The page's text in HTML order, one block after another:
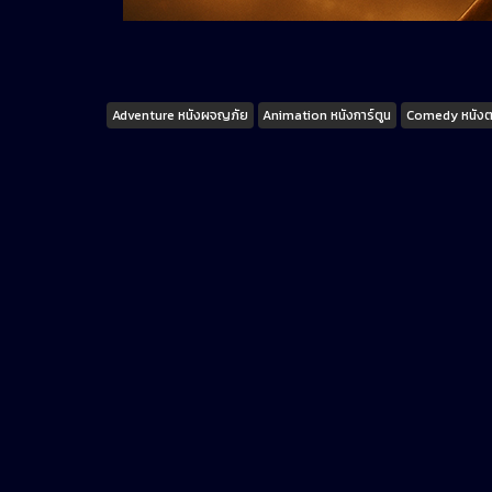
Tags
Adventure หนังผจญภัย Animation หนังการ์ตูน Comedy หนัง